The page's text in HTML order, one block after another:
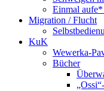
Einmal
Migration / Flucht
KuK
Wewerka-
Bücher